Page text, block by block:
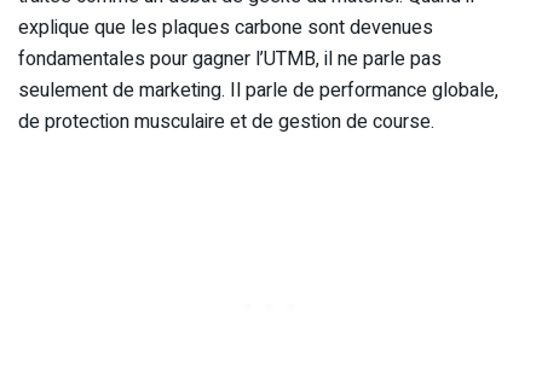
explique que les plaques carbone sont devenues
fondamentales pour gagner l’UTMB, il ne parle pas
seulement de marketing. Il parle de performance globale,
de protection musculaire et de gestion de course.